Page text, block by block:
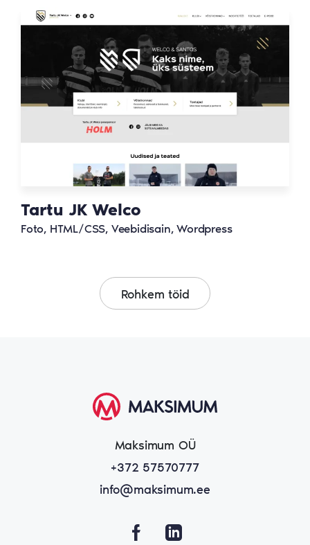
Tartu JK Welco
Foto, HTML/CSS, Veebidisain, Wordpress
Rohkem töid
Maksimum OÜ
+372 57570777
info@maksimum.ee